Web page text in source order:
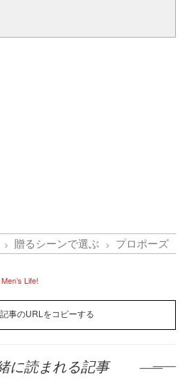
贈るシーンで選ぶ プロポーズ
Life!
事のURLをコピーする
に読まれる記事